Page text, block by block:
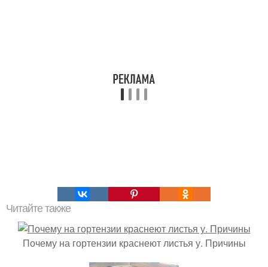
Читайте также
Почему на гортензии краснеют листья у. Причины